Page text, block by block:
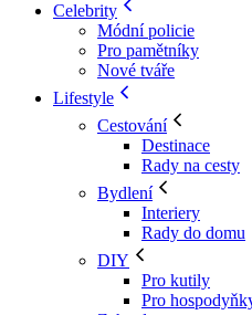
Celebrity
Módní policie
Pro pamětníky
Nové tváře
Lifestyle
Cestování
Destinace
Rady na cesty
Bydlení
Interiery
Rady do domu
DIY
Pro kutily
Pro